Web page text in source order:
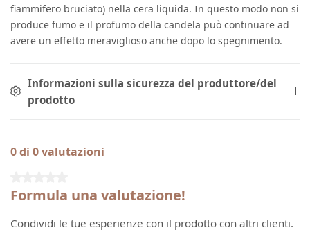
fiammifero bruciato) nella cera liquida. In questo modo non si
produce fumo e il profumo della candela può continuare ad
avere un effetto meraviglioso anche dopo lo spegnimento.
Informazioni sulla sicurezza del produttore/del
prodotto
0 di 0 valutazioni
Formula una valutazione!
Condividi le tue esperienze con il prodotto con altri clienti.